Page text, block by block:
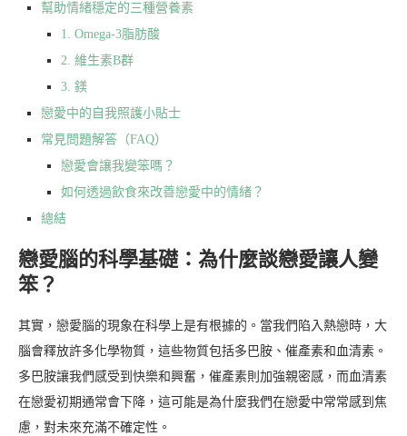
幫助情緒穩定的三種營養素
1. Omega-3脂肪酸
2. 維生素B群
3. 鎂
戀愛中的自我照護小貼士
常見問題解答（FAQ）
戀愛會讓我變笨嗎？
如何透過飲食來改善戀愛中的情緒？
總結
戀愛腦的科學基礎：為什麼談戀愛讓人變
笨？
其實，戀愛腦的現象在科學上是有根據的。當我們陷入熱戀時，大
腦會釋放許多化學物質，這些物質包括多巴胺、催產素和血清素。
多巴胺讓我們感受到快樂和興奮，催產素則加強親密感，而血清素
在戀愛初期通常會下降，這可能是為什麼我們在戀愛中常常感到焦
慮，對未來充滿不確定性。